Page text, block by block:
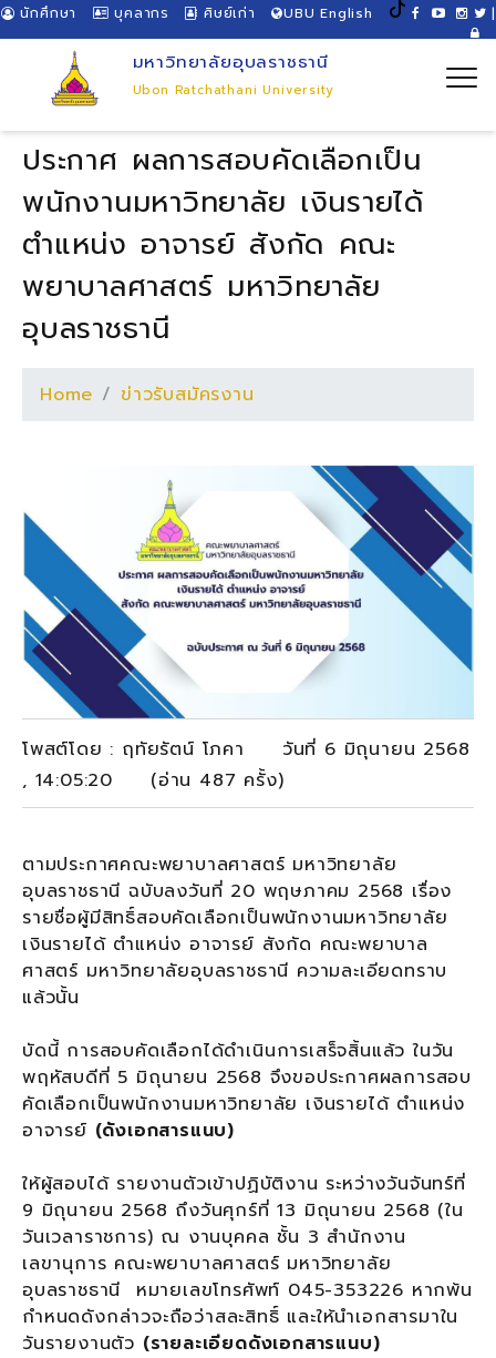
นักศึกษา บุคลากร ศิษย์เก่า UBU English |
มหาวิทยาลัยอุบลราชธานี
Ubon Ratchathani University
ประกาศ ผลการสอบคัดเลือกเป็น
พนักงานมหาวิทยาลัย เงินรายได้
ตำแหน่ง อาจารย์ สังกัด คณะ
พยาบาลศาสตร์ มหาวิทยาลัย
อุบลราชธานี
Home ข่าวรับสมัครงาน
โพสต์โดย : ฤทัยรัตน์ โภคา วันที่ 6 มิถุนายน 2568
, 14:05:20 (อ่าน 487 ครั้ง)
ตามประกาศคณะพยาบาลศาสตร์ มหาวิทยาลัย
อุบลราชธานี ฉบับลงวันที่ 20 พฤษภาคม 2568 เรื่อง
รายชื่อผู้มีสิทธิ์สอบคัดเลือกเป็นพนักงานมหาวิทยาลัย
เงินรายได้ ตำแหน่ง อาจารย์ สังกัด คณะพยาบาล
ศาสตร์ มหาวิทยาลัยอุบลราชธานี ความละเอียดทราบ
แล้วนั้น
บัดนี้ การสอบคัดเลือกได้ดำเนินการเสร็จสิ้นแล้ว ในวัน
พฤหัสบดีที่ 5 มิถุนายน 2568 จึงขอประกาศผลการสอบ
คัดเลือกเป็นพนักงานมหาวิทยาลัย เงินรายได้ ตำแหน่ง
อาจารย์ (ดังเอกสารแนบ)
ให้ผู้สอบได้ รายงานตัวเข้าปฏิบัติงาน ระหว่างวันจันทร์ที่
9 มิถุนายน 2568 ถึงวันศุกร์ที่ 13 มิถุนายน 2568 (ใน
วันเวลาราชการ) ณ งานบุคคล ชั้น 3 สำนักงาน
เลขานุการ คณะพยาบาลศาสตร์ มหาวิทยาลัย
อุบลราชธานี หมายเลขโทรศัพท์ 045-353226 หากพ้น
กำหนดดังกล่าวจะถือว่าสละสิทธิ์ และให้นำเอกสารมาใน
วันรายงานตัว (รายละเอียดดังเอกสารแนบ)